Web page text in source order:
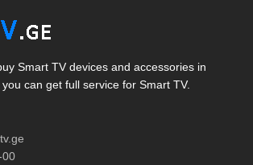
Smart TV devices and accessories in
can get full service for Smart TV.
00